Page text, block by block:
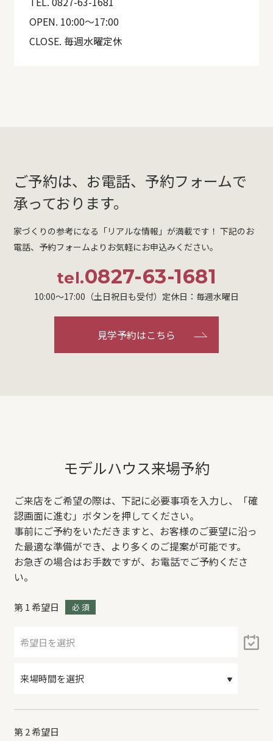
OPEN. 10:00〜17:00
CLOSE. 毎週水曜定休
ご予約は、お電話、予約フォームで
承っております。
家づくりの参考になる「リアルな情報」が満載です！ 下記のお
電話、予約フォームよりお気軽にお申込みください。
tel.0827-63-1681
10:00～17:00（土日祝日も受付）定休日：毎週水曜日
見学予約はこちら
モデルハウス来場予約
ご来店をご希望の際は、下記に必要事項を入力し、「確
認画面に進む」ボタンを押してください。
事前にご予約をいただきますと、お客様のご要望に沿っ
た最適な準備ができ、より多くのご提案が可能です。
お急ぎの場合はお手数ですが、お電話でご予約くださ
い。
第 1 希望日 必 須
第 2 希望日